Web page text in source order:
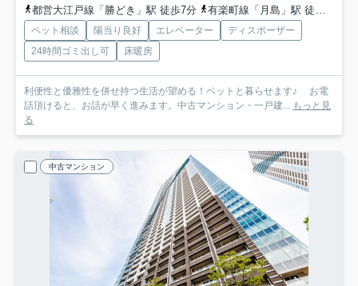
都営大江戸線「勝どき」駅 徒歩7分
有楽町線「月島」駅 徒歩21分
ペット相談 陽当り良好 エレベーター
ディスポーザー
24時間ゴミ出し可
床暖房
利便性と優雅性を併せ持つ生活が望める！ペットと暮らせます♪ お電
話頂けると、お話が早く進みます。中古マンション・一戸建... もっと見
る
中古マンション